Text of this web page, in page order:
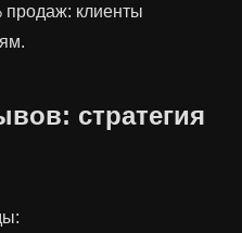
клиенты
стратегия